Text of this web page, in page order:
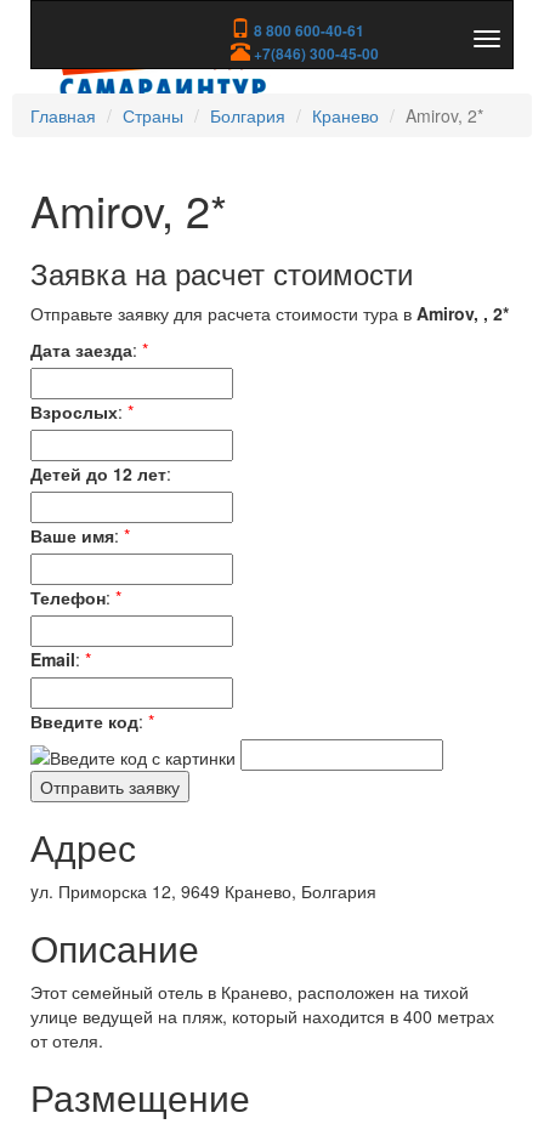
8 800 600-40-61
+7(846) 300-45-00
скрыть
Главная
Страны Болгария Кранево Amirov, 2*
Amirov, 2*
Заявка на расчет стоимости
Отправьте заявку для расчета стоимости тура в Amirov, , 2*
Дата заезда: *
Взрослых: *
Детей до 12 лет:
Ваше имя: *
Телефон: *
Email: *
Введите код: *
Адрес
yл. Приморска 12, 9649 Кранево, Болгария
Описание
Этот семейный отель в Кранево, расположен на тихой
улице ведущей на пляж, который находится в 400 метрах
от отеля.
Размещение